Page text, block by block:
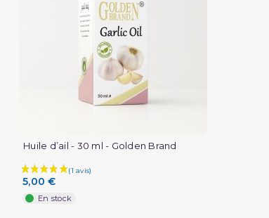
Huile d’ail - 30 ml - Golden Brand
5,00 €
En stock